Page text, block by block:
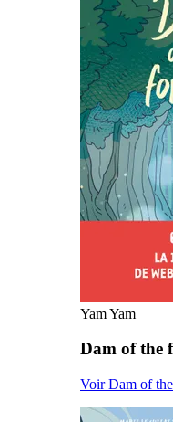
Yam Yam
Dam of the
Voir Dam of